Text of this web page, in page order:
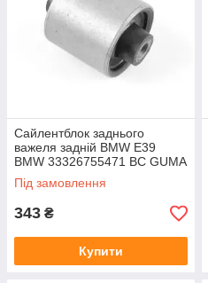
Сайлентблок заднього
важеля задній BMW E39
BMW 33326755471 BC GUMA
Польща
Під замовлення
343 ₴
Купити